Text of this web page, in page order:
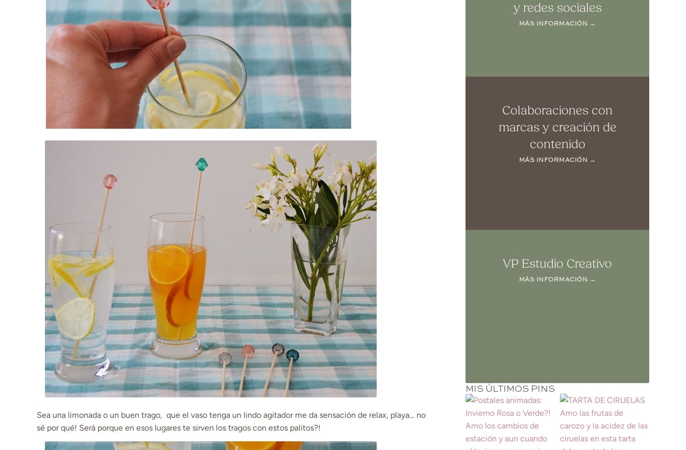
Sea una limonada o un buen trago, que el vaso tenga un lindo agitador me da sensación de relax, playa… no
sé por qué! Será porque en esos lugares te sirven los tragos con estos palitos?!
y redes sociales
MÁS INFORMACIÓN →
Colaboraciones con
marcas y creación de
contenido
MÁS INFORMACIÓN →
VP Estudio Creativo
MÁS INFORMACIÓN →
MIS ÚLTIMOS PINS